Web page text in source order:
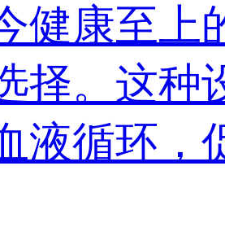
健康至上
择。这种
液循环，